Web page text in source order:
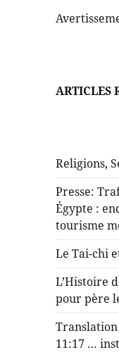
ARTICLES
Religions,
Presse:
Égypte :
tourisme
Le Tai-chi
L’Histoire
pour père
Translation
11:17 …